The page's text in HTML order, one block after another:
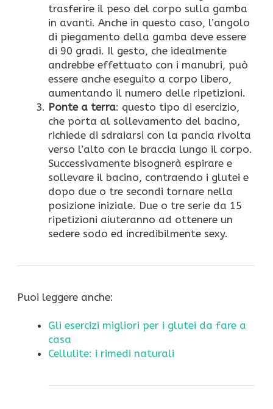
trasferire il peso del corpo sulla gamba
in avanti. Anche in questo caso, l’angolo
di piegamento della gamba deve essere
di 90 gradi. Il gesto, che idealmente
andrebbe effettuato con i manubri, può
essere anche eseguito a corpo libero,
aumentando il numero delle ripetizioni.
Ponte a terra: questo tipo di esercizio,
che porta al sollevamento del bacino,
richiede di sdraiarsi con la pancia rivolta
verso l’alto con le braccia lungo il corpo.
Successivamente bisognerà espirare e
sollevare il bacino, contraendo i glutei e
dopo due o tre secondi tornare nella
posizione iniziale. Due o tre serie da 15
ripetizioni aiuteranno ad ottenere un
sedere sodo ed incredibilmente sexy.
Puoi leggere anche:
Gli esercizi migliori per i glutei da fare a
casa
Cellulite: i rimedi naturali